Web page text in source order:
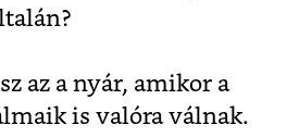
az a nyár, amikor a
is valóra válnak.